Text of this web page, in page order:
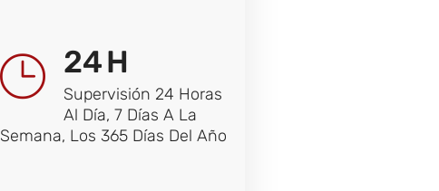
24H
Supervisión 24 Horas
Al Día, 7 Días A La
Semana, Los 365 Días Del Año